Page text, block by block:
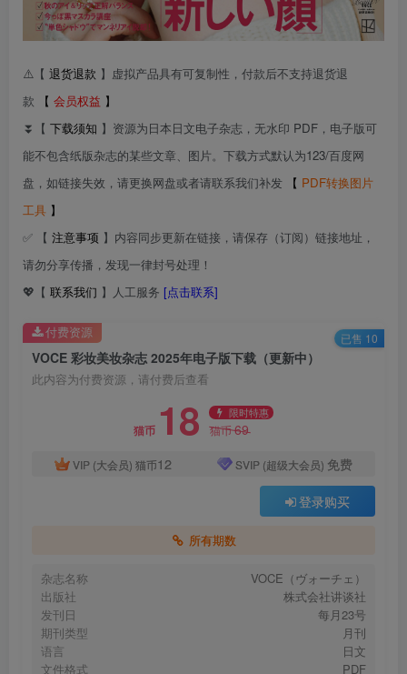
⚠️【 退货退款 】虚拟产品具有可复制性，付款后不支持退货退
款
【 会员权益 】
⏬【 下载须知 】资源为日本日文电子杂志，无水印 PDF，电子版可
能不包含纸版杂志的某些文章、图片。下载方式默认为123/百度网
盘，如链接失效，请更换网盘或者请联系我们补发
【 PDF转换图片
工具 】
✅ 【 注意事项 】内容同步更新在链接，请保存（订阅）链接地址，
请勿分享传播，发现一律封号处理！
💖【 联系我们 】人工服务 [点击联系]
VOCE 彩妆美妆杂志 2025年电子版下载（更新中）
此内容为付费资源，请付费后查看
猫币 18 限时特惠
猫币69
VIP (大会员) 猫币12 SVIP (超级大会员) 免费
登录购买
所有期数
杂志名称
VOCE（ヴォーチェ）
出版社
株式会社讲谈社
发刊日
每月23号
期刊类型
月刊
语言
日文
文件格式
PDF
付费资源 已售 10